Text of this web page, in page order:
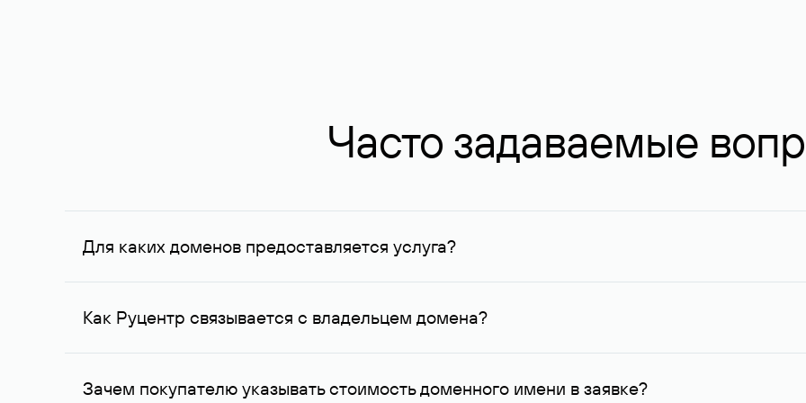
Часто задаваемые
Для каких доменов предоставляется услуга?
Услуга доступна для доменов, зарегистрированных в Руцентре и у других регистраторов. Для доменов,
Как Руцентр связывается с владельцем домена?
Для связи с владельцем домена используются его контактные данные, доступные Руцентру.
Зачем покупателю указывать стоимость доменного имени в заявке?